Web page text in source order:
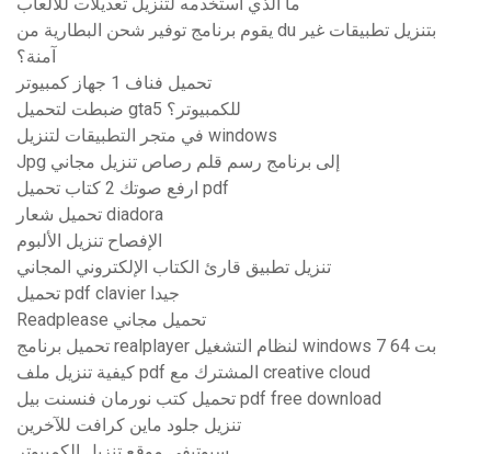
ما الذي أستخدمه لتنزيل تعديلات للألعاب
يقوم برنامج توفير شحن البطارية من du بتنزيل تطبيقات غير
آمنة؟
تحميل فناف 1 جهاز كمبيوتر
ضبطت لتحميل gta5 للكمبيوتر؟
في متجر التطبيقات لتنزيل windows
Jpg إلى برنامج رسم قلم رصاص تنزيل مجاني
ارفع صوتك 2 كتاب تحميل pdf
تحميل شعار diadora
الإفصاح تنزيل الألبوم
تنزيل تطبيق قارئ الكتاب الإلكتروني المجاني
تحميل pdf clavier جيدا
Readplease تحميل مجاني
تحميل برنامج realplayer لنظام التشغيل windows 7 64 بت
كيفية تنزيل ملف pdf المشترك مع creative cloud
تحميل كتب نورمان فنسنت بيل pdf free download
تنزيل جلود ماين كرافت للآخرين